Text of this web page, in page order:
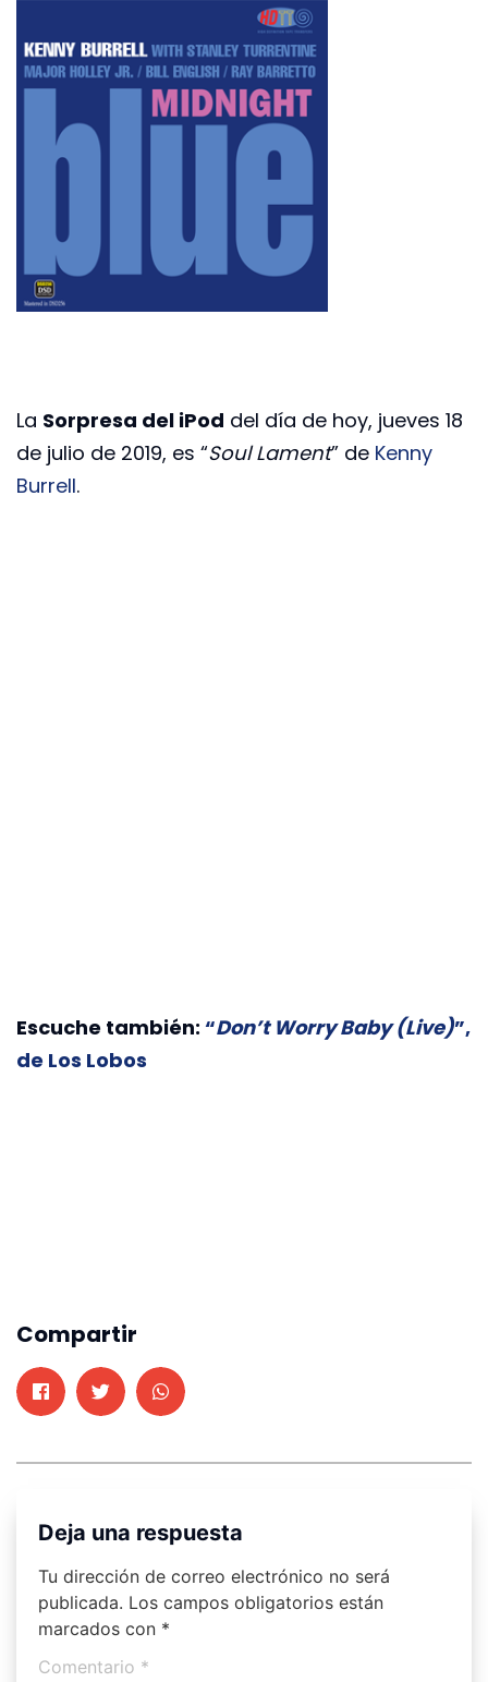
La Sorpresa del iPod del día de hoy, jueves 18
de julio de 2019, es “Soul Lament” de Kenny
Burrell.
Escuche también: “Don’t Worry Baby (Live)”,
de Los Lobos
Compartir
Deja una respuesta
Tu dirección de correo electrónico no será
publicada. Los campos obligatorios están
marcados con *
Comentario *